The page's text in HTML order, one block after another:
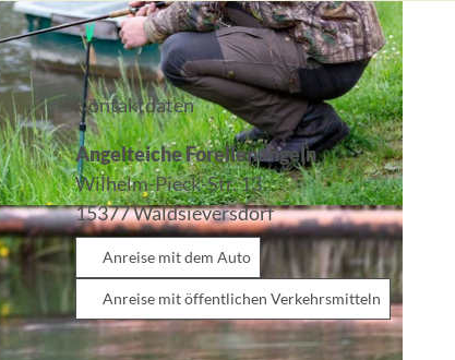
Kontaktdaten
Angelteiche Forellenangeln
Wilhelm-Pieck-Str. 13
15377Waldsieversdorf
Anreise mit dem Auto
Anreise mit öffentlichen Verkehrsmitteln